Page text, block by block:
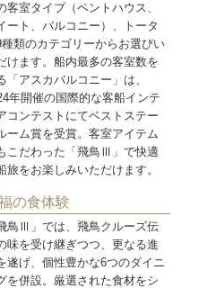
客室タイプ（ペントハウス、
ート、バルコニー）、トータ
種類のカテゴリーからお選びい
けます。船内最多の客室数を
「アスカバルコニー」は、
年開催の国際的な客船インテ
コンテストにてベストステー
ーム賞を受賞。客室アイテム
こだわった「飛鳥Ⅲ」で快適
旅をお楽しみいただけます。
の食体験
鳥Ⅲ」では、飛鳥クルーズ伝
味を受け継ぎつつ、更なる進
遂げ、個性豊かな6つのダイニ
を併設。厳選された食材をシ